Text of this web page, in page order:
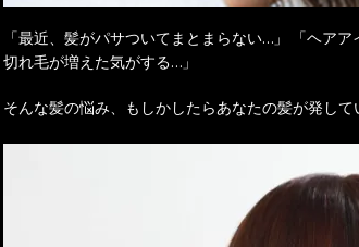
「最近、髪がパサついてまとまらない…」 「ヘア
切れ毛が増えた気がする…」
そんな髪の悩み、もしかしたらあなたの髪が発し